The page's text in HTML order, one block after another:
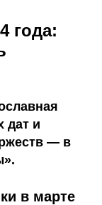
года:
дат и
— в
в марте